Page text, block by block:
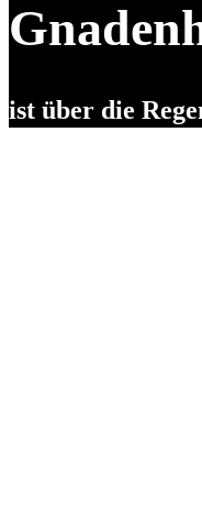
ist über die